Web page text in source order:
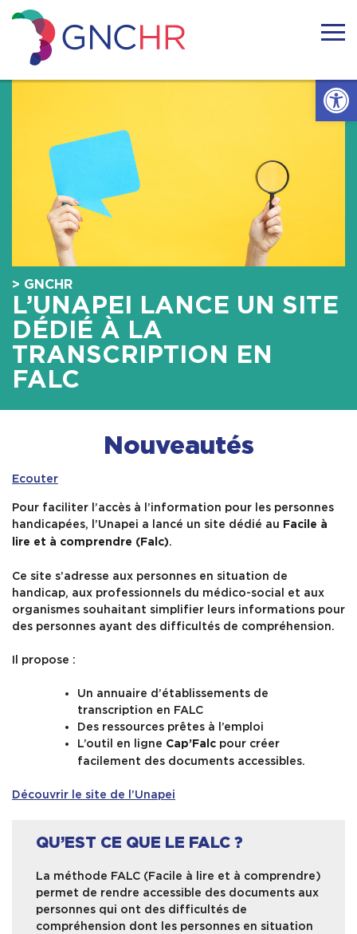
Ouvrir
to
content
GNCHR
Actualités
Nous connaitre
Handicaps rares
Notre réseau
Nos actions
Formation
> GNCHR
L’UNAPEI LANCE UN SITE
DÉDIÉ À LA
TRANSCRIPTION EN
FALC
Nouveautés
Ecouter
Pour faciliter l’accès à l’information pour les personnes
handicapées, l’Unapei a lancé un site dédié au Facile à
lire et à comprendre (Falc).
Ce site s’adresse aux personnes en situation de
handicap, aux professionnels du médico-social et aux
organismes souhaitant simplifier leurs informations pour
des personnes ayant des difficultés de compréhension.
Il propose :
Un annuaire d’établissements de
transcription en FALC
Des ressources prêtes à l’emploi
L’outil en ligne Cap’Falc pour créer
facilement des documents accessibles.
Découvrir le site de l’Unapei
QU’EST CE QUE LE FALC ?
La méthode FALC (Facile à lire et à comprendre)
permet de rendre accessible des documents aux
personnes qui ont des difficultés de
compréhension dont les personnes en situation